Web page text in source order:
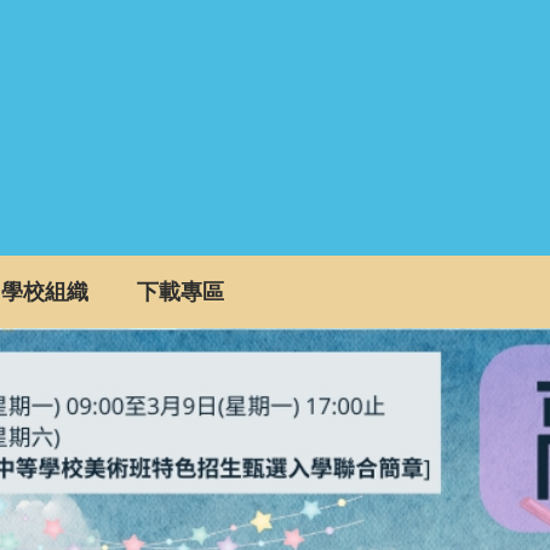
學校組織 下載專區